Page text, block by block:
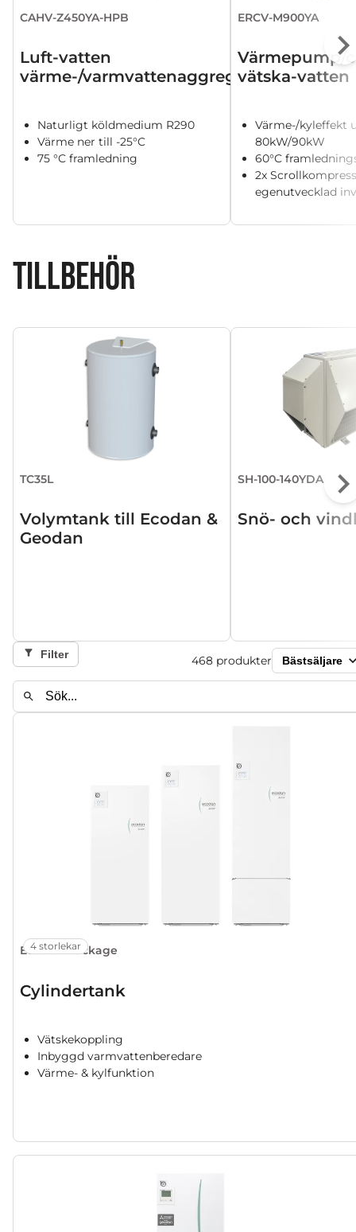
CAHV-Z450YA-HPB
Luft-vatten
värme-/varmvattenaggregat
Naturligt köldmedium R290
Värme ner till -25°C
75 °C framledning
ERCV-M900YA
Värmepump/
vätska-vatten
Värme-/kyleffekt
80kW/90kW
60°C
2x
egenutvecklad
TILLBEHÖR
TC35L
Volymtank till Ecodan &
Geodan
SH-100-140YDA
Snö- och
Filter 468 produkter
4 storlekar
Ecodan Package
Cylindertank
Vätskekoppling
Inbyggd varmvattenberedare
Värme- & kylfunktion